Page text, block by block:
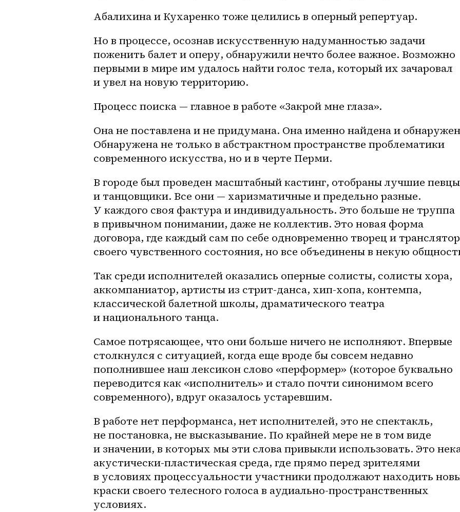
Абалихина и Кухаренко тоже целились в оперный репертуар.
Но в процессе, осознав искусственную надуманностью задачи
поженить балет и оперу, обнаружили нечто более важное. Возможно
первыми в мире им удалось найти голос тела, который их зачаровал
и увел на новую территорию.
Процесс поиска — главное в работе «Закрой мне глаза».
Она не поставлена и не придумана. Она именно найдена и
Обнаружена не только в абстрактном пространстве проблематики
современного искусства, но и в черте Перми.
В городе был проведен масштабный кастинг, отобраны лучшие певцы
и танцовщики. Все они — харизматичные и предельно разные.
У каждого своя фактура и индивидуальность. Это больше не труппа
в привычном понимании, даже не коллектив. Это новая форма
договора, где каждый сам по себе одновременно творец и транслятор
своего чувственного состояния, но все объединены в некую
Так среди исполнителей оказались оперные солисты, солисты хора,
аккомпаниатор, артисты из стрит-данса, хип-хопа, контемпа,
классической балетной школы, драматического театра
и национального танца.
Самое потрясающее, что они больше ничего не исполняют. Впервые
столкнулся с ситуацией, когда еще вроде бы совсем недавно
пополнившее наш лексикон слово «перформер» (которое буквально
переводится как «исполнитель» и стало почти синонимом всего
современного), вдруг оказалось устаревшим.
В работе нет перформанса, нет исполнителей, это не спектакль,
не постановка, не высказывание. По крайней мере не в том виде
и значении, в которых мы эти слова привыкли использовать. Это
акустически-пластическая среда, где прямо перед зрителями
в условиях процессуальности участники продолжают находить
краски своего телесного голоса в аудиально-пространственных
условиях.